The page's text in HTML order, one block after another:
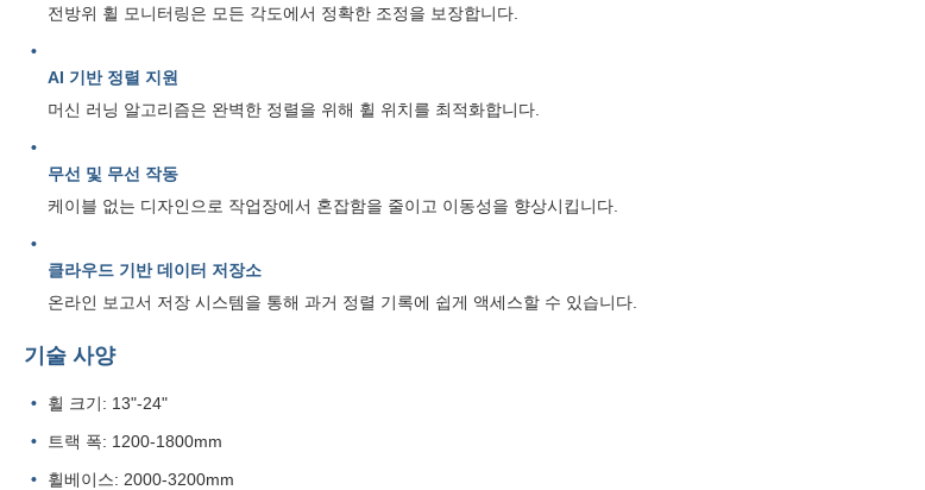
전방위 휠 모니터링은 모든 각도에서 정확한 조정을 보장합니다.
AI 기반 정렬 지원
머신 러닝 알고리즘은 완벽한 정렬을 위해 휠 위치를 최적화합니다.
무선 및 무선 작동
케이블 없는 디자인으로 작업장에서 혼잡함을 줄이고 이동성을 향상시킵니다.
클라우드 기반 데이터 저장소
온라인 보고서 저장 시스템을 통해 과거 정렬 기록에 쉽게 액세스할 수 있습니다.
기술 사양
휠 크기: 13"-24"
트랙 폭: 1200-1800mm
휠베이스: 2000-3200mm